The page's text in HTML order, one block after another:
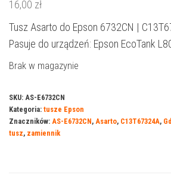
16,00 zł
Tusz Asarto do Epson 6732CN |
Pasuje do urządzeń: Epson EcoTank
Brak w magazynie
SKU: AS-E6732CN
Kategoria: tusze Epson
Znaczników: AS-E6732CN, Asarto, C13T67324A,
tusz, zamiennik